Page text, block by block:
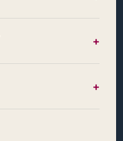
+
+